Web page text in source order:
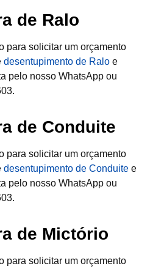
de Ralo
para solicitar um orçamento
desentupimento de Ralo e
pelo nosso WhatsApp ou
de Conduite
para solicitar um orçamento
desentupimento de Conduite e
pelo nosso WhatsApp ou
de Mictório
para solicitar um orçamento